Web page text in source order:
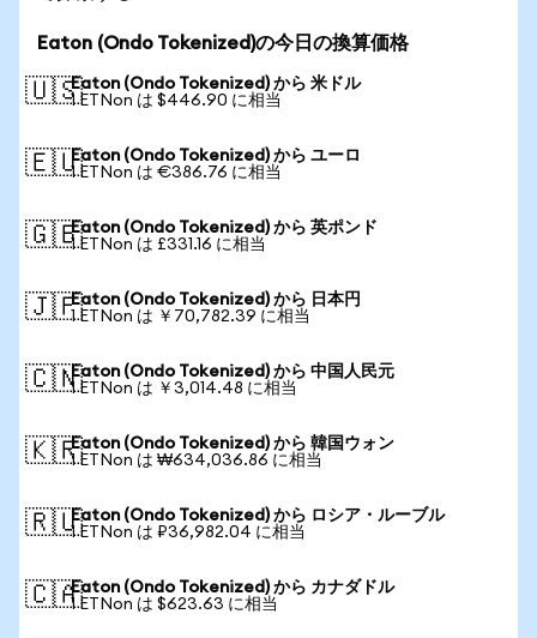
Eaton (Ondo Tokenized)の今日の換算価格
🇺🇸Eaton (Ondo Tokenized) から 米ドル
1 ETNon は $446.90 に相当
🇪🇺Eaton (Ondo Tokenized) から ユーロ
1 ETNon は €386.76 に相当
🇬🇧Eaton (Ondo Tokenized) から 英ポンド
1 ETNon は £331.16 に相当
🇯🇵Eaton (Ondo Tokenized) から 日本円
1 ETNon は ￥70,782.39 に相当
🇨🇳Eaton (Ondo Tokenized) から 中国人民元
1 ETNon は ￥3,014.48 に相当
🇰🇷Eaton (Ondo Tokenized) から 韓国ウォン
1 ETNon は ₩634,036.86 に相当
🇷🇺Eaton (Ondo Tokenized) から ロシア・ルーブル
1 ETNon は ₽36,982.04 に相当
🇨🇦Eaton (Ondo Tokenized) から カナダドル
1 ETNon は $623.63 に相当